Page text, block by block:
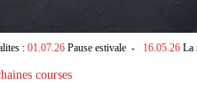
: 01.07.26 Pause estivale - 16.05.26 La
courses